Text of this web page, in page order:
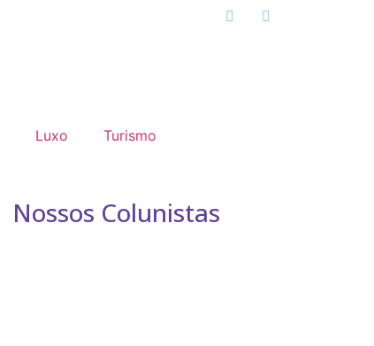
Luxo Turismo
Nossos Colunistas